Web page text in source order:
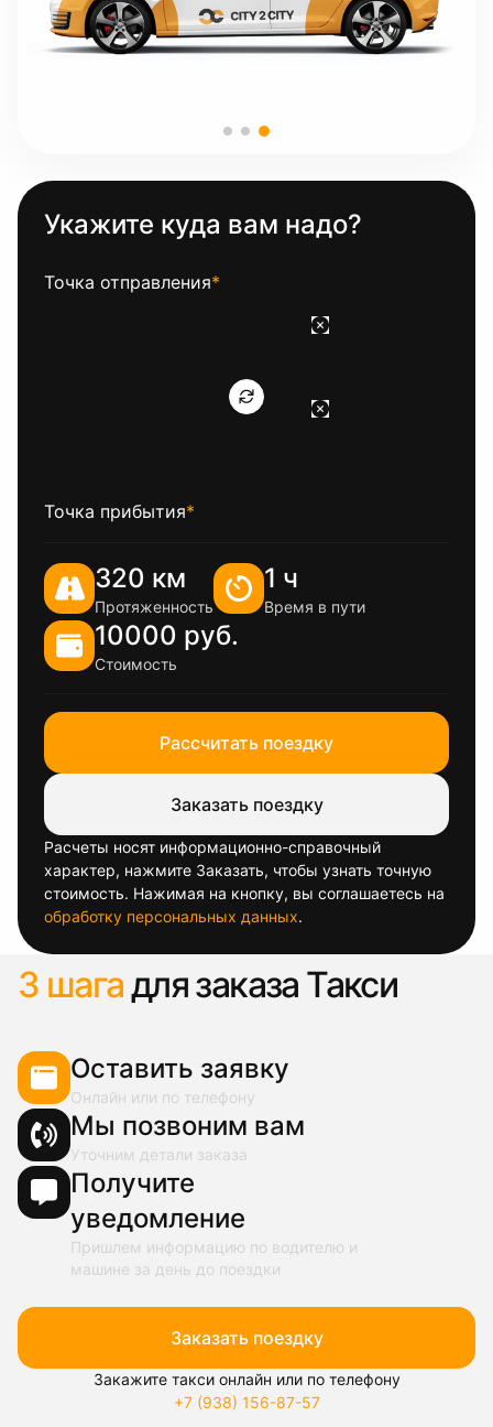
Укажите куда вам надо?
Точка отправления*
Точка прибытия*
320 км
Протяженность
1 ч
Время в пути
10000 руб.
Стоимость
Рассчитать поездку
Заказать поездку
Расчеты носят информационно-справочный
характер, нажмите Заказать, чтобы узнать точную
стоимость. Нажимая на кнопку, вы соглашаетесь на
обработку персональных данных.
3 шагадля заказа Такси
Оставить заявку
Онлайн или по телефону
Мы позвоним вам
Уточним детали заказа
Получите
уведомление
Пришлем информацию по водителю и
машине за день до поездки
Заказать поездку
Закажите такси онлайн или по телефону
+7 (938) 156-87-57